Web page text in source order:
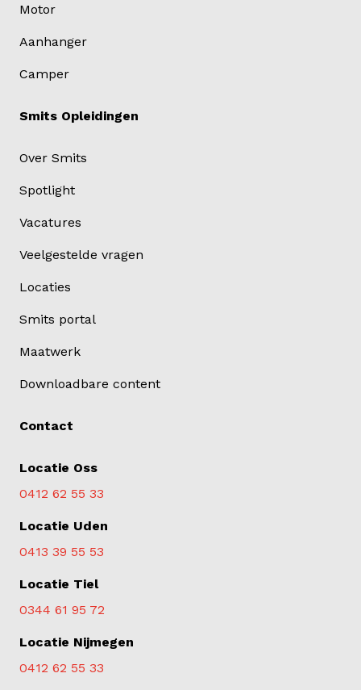
Motor
Aanhanger
Camper
Smits Opleidingen
Over Smits
Spotlight
Vacatures
Veelgestelde vragen
Locaties
Smits portal
Maatwerk
Downloadbare content
Contact
Locatie Oss
0412 62 55 33
Locatie Uden
0413 39 55 53
Locatie Tiel
0344 61 95 72
Locatie Nijmegen
0412 62 55 33